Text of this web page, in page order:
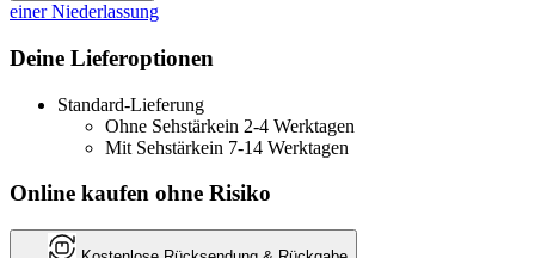
einer Niederlassung
Deine Lieferoptionen
Standard-Lieferung
Ohne Sehstärkein 2-4 Werktagen
Mit Sehstärkein 7-14 Werktagen
Online kaufen ohne Risiko